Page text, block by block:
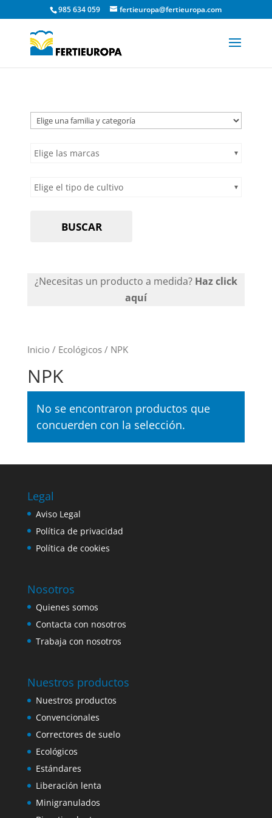
985 634 059 fertieuropa@fertieuropa.com
Inicio / Ecológicos/ NPK
NPK
No se encontraron productos que
concuerden con la selección.
Elige las marcas
Elige el tipo de cultivo
BUSCAR
¿Necesitas un producto a medida? Haz click
aquí
Legal
Aviso Legal
Política de privacidad
Política de cookies
Nosotros
Quienes somos
Contacta con nosotros
Trabaja con nosotros
Nuestros productos
Nuestros productos
Convencionales
Correctores de suelo
Ecológicos
Estándares
Liberación lenta
Minigranulados